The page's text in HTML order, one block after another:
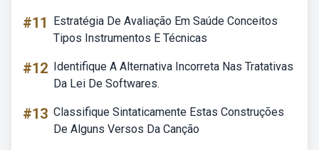
#11
Estratégia De Avaliação Em Saúde Conceitos
Tipos Instrumentos E Técnicas
#12 Identifique A Alternativa Incorreta Nas Tratativas
Da Lei De Softwares.
#13 Classifique Sintaticamente Estas Construções
De Alguns Versos Da Canção